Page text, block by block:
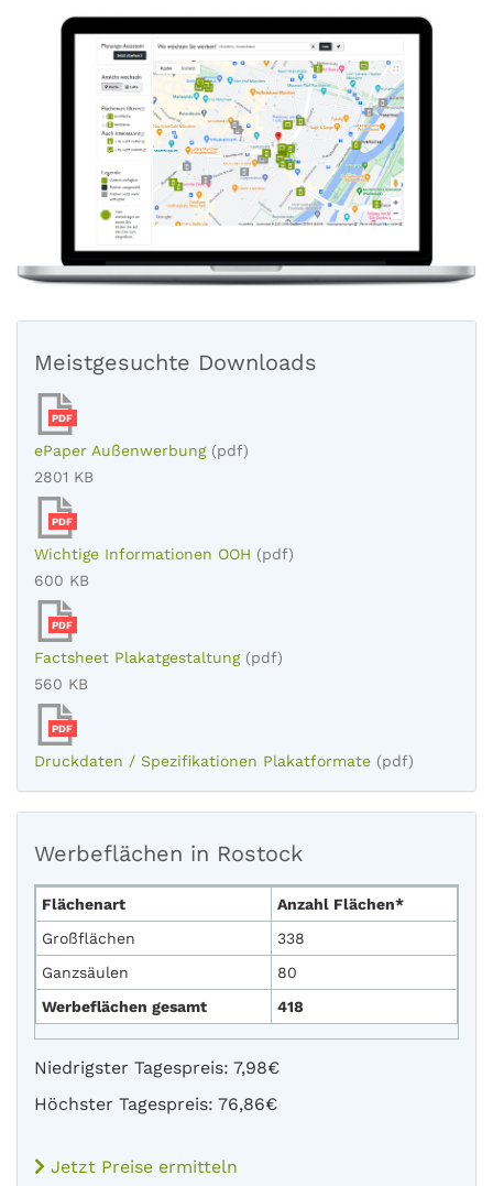
Meistgesuchte Downloads
PDF
ePaper Außenwerbung (pdf)
2801 KB
PDF
Wichtige Informationen OOH (pdf)
600 KB
PDF
Factsheet Plakatgestaltung (pdf)
560 KB
PDF
Druckdaten / Spezifikationen Plakatformate (pdf)
Werbeflächen in Rostock
Flächenart
Anzahl Flächen*
Großflächen
338
Ganzsäulen
80
Werbeflächen gesamt
418
Niedrigster Tagespreis: 7,98€
Höchster Tagespreis: 76,86€
Jetzt Preise ermitteln